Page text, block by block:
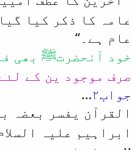
عامہ کا ذکر کیا
عام ہے۔‘‘
خود آنحضرتﷺ بھی
صرف موجود ین کے
جواب۲ …
القرآن یفسر بعضہ
ابراہیم علیہ